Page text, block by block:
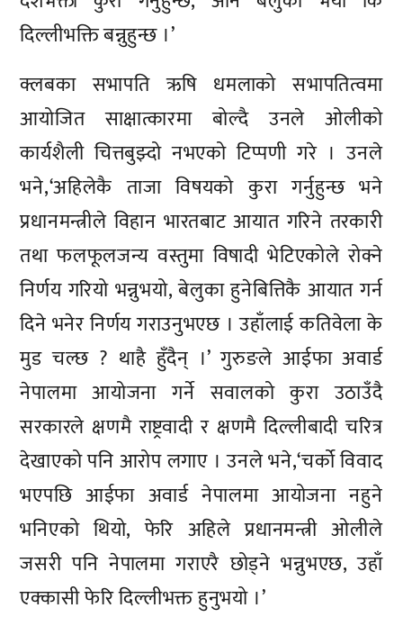
दिल्लीभक्ति बन्नुहुन्छ ।’
क्लबका सभापति ऋषि धमलाको सभापतित्वमा
आयोजित साक्षात्कारमा बोल्दै उनले ओलीको
कार्यशैली चित्तबुझ्दो नभएको टिप्पणी गरे । उनले
भने,‘अहिलेकै ताजा विषयको कुरा गर्नुहुन्छ भने
प्रधानमन्त्रीले विहान भारतबाट आयात गरिने तरकारी
तथा फलफूलजन्य वस्तुमा विषादी भेटिएकोले रोक्ने
निर्णय गरियो भन्नुभयो, बेलुका हुनेबित्तिकै आयात गर्न
दिने भनेर निर्णय गराउनुभएछ । उहाँलाई कतिवेला के
मुड चल्छ ? थाहै हुँदैन् ।’ गुरुङले आईफा अवार्ड
नेपालमा आयोजना गर्ने सवालको कुरा उठाउँदै
सरकारले क्षणमै राष्ट्रवादी र क्षणमै दिल्लीबादी चरित्र
देखाएको पनि आरोप लगाए । उनले भने,‘चर्को विवाद
भएपछि आईफा अवार्ड नेपालमा आयोजना नहुने
भनिएको थियो, फेरि अहिले प्रधानमन्त्री ओलीले
जसरी पनि नेपालमा गराएरै छोड्ने भन्नुभएछ, उहाँ
एक्कासी फेरि दिल्लीभक्त हुनुभयो ।’